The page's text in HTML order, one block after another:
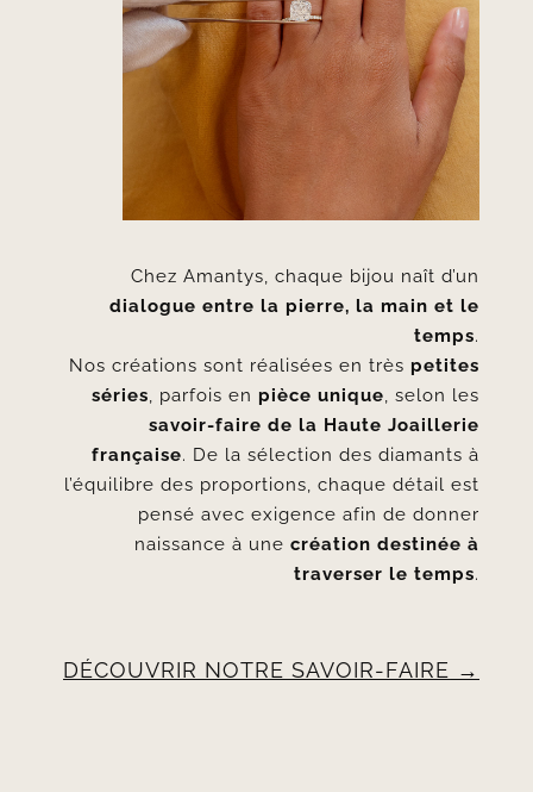
Chez Amantys, chaque bijou naît d’un
dialogue entre la pierre, la main et le
temps.
Nos créations sont réalisées en très petites
séries, parfois en pièce unique, selon les
savoir-faire de la Haute Joaillerie
française. De la sélection des diamants à
l’équilibre des proportions, chaque détail est
pensé avec exigence afin de donner
naissance à unecréation destinée à
traverser le temps.
DÉCOUVRIR NOTRE SAVOIR-FAIRE